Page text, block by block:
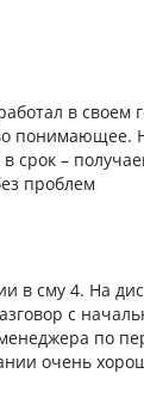
в своем
понимающее.
срок –
проблем
в сму 4. На
с
по
очень